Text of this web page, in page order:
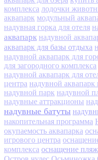
комплекса лодочки
аквапарк модульный
надувная горка для отеля
аквапарк надувной
аквапарк для базы отдыха
надувной аквапарк для
для загородного комплекса
надувной аквапарк для
центра надувной аквапарк
надувной парк надувной
надувные аттракционы
надувные батуты
накопительная программа
окупаемость аквапарка
игрового центра
комплекса оснащение